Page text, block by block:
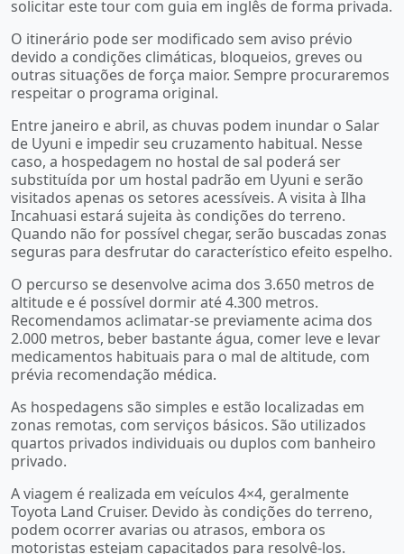
solicitar este tour com guia em inglês de forma privada.
O itinerário pode ser modificado sem aviso prévio
devido a condições climáticas, bloqueios, greves ou
outras situações de força maior. Sempre procuraremos
respeitar o programa original.
Entre janeiro e abril, as chuvas podem inundar o Salar
de Uyuni e impedir seu cruzamento habitual. Nesse
caso, a hospedagem no hostal de sal poderá ser
substituída por um hostal padrão em Uyuni e serão
visitados apenas os setores acessíveis. A visita à Ilha
Incahuasi estará sujeita às condições do terreno.
Quando não for possível chegar, serão buscadas zonas
seguras para desfrutar do característico efeito espelho.
O percurso se desenvolve acima dos 3.650 metros de
altitude e é possível dormir até 4.300 metros.
Recomendamos aclimatar-se previamente acima dos
2.000 metros, beber bastante água, comer leve e levar
medicamentos habituais para o mal de altitude, com
prévia recomendação médica.
As hospedagens são simples e estão localizadas em
zonas remotas, com serviços básicos. São utilizados
quartos privados individuais ou duplos com banheiro
privado.
A viagem é realizada em veículos 4×4, geralmente
Toyota Land Cruiser. Devido às condições do terreno,
podem ocorrer avarias ou atrasos, embora os
motoristas estejam capacitados para resolvê-los.